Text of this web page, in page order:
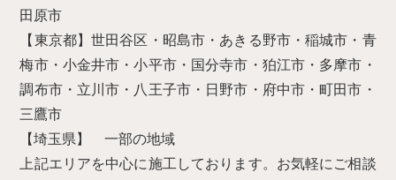
田原市
【東京都】世田谷区・昭島市・あきる野市・稲城市・青
梅市・小金井市・小平市・国分寺市・狛江市・多摩市・
調布市・立川市・八王子市・日野市・府中市・町田市・
三鷹市
【埼玉県】 一部の地域
上記エリアを中心に施工しております。お気軽にご相談